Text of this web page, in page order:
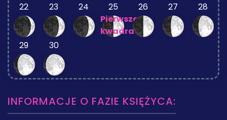
22 23 24
25
Pierwsza
kwadra
26 27 28
29 30
INFORMACJE O FAZIE KSIĘŻYCA: